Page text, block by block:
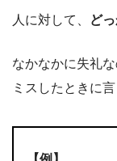
人に対して、 ど
なかなかに失礼
ミスしたときに